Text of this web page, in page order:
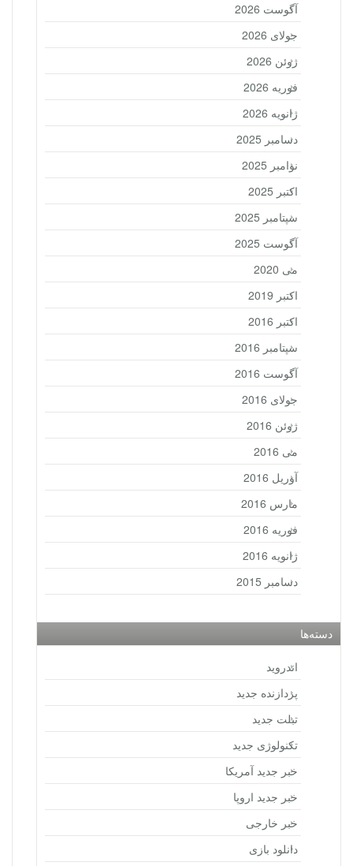
آگوست 2026
جولای 2026
ژوئن 2026
فوریه 2026
ژانویه 2026
دسامبر 2025
نوامبر 2025
اکتبر 2025
سپتامبر 2025
آگوست 2025
می 2020
اکتبر 2019
اکتبر 2016
سپتامبر 2016
آگوست 2016
جولای 2016
ژوئن 2016
می 2016
آوریل 2016
مارس 2016
فوریه 2016
ژانویه 2016
دسامبر 2015
دسته‌ها
اندروید
پردازنده جدید
تبلت جدید
تکنولوژی جدید
خبر جدید آمریکا
خبر جدید اروپا
خبر خارجی
دانلود بازی